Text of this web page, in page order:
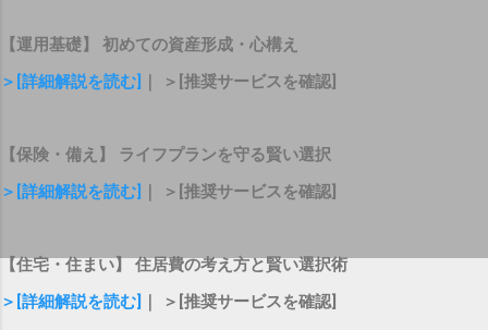
【運用基礎】 初めての資産形成・心構え
＞[詳細解説を読む]
｜ ＞[推奨サービスを確認]
【保険・備え】 ライフプランを守る賢い選択
＞[詳細解説を読む]
｜ ＞[推奨サービスを確認]
【住宅・住まい】 住居費の考え方と賢い選択術
＞[詳細解説を読む]
｜ ＞[推奨サービスを確認]